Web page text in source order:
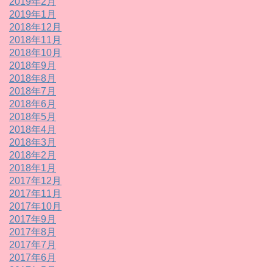
2019年1月
2018年12月
2018年11月
2018年10月
2018年9月
2018年8月
2018年7月
2018年6月
2018年5月
2018年4月
2018年3月
2018年2月
2018年1月
2017年12月
2017年11月
2017年10月
2017年9月
2017年8月
2017年7月
2017年6月